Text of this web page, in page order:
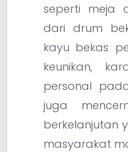
seperti meja
dari drum
kayu bekas
keunikan,
personal
juga
berkelanjutan
masyarakat